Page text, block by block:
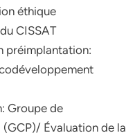
éthique
CISSAT
préimplantation:
Groupe de
Évaluation de la